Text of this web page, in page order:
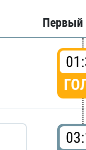
Первый